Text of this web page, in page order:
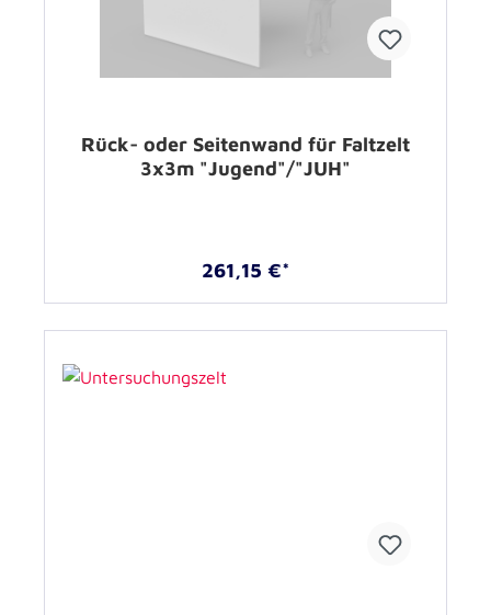
Rück- oder Seitenwand für Faltzelt
3x3m "Jugend"/"JUH"
261,15 €*